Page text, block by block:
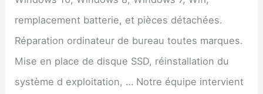
remplacement batterie, et pièces détachées.
Réparation ordinateur de bureau toutes marques.
Mise en place de disque SSD, réinstallation du
système d exploitation, … Notre équipe intervient